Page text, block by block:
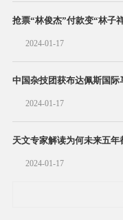
抢票“林俊杰”付款变“林子
2024-01-17
中国杂技团获布达佩斯国际
2024-01-17
天文专家解读为何未来五年
2024-01-17